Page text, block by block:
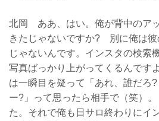
北岡 ああ、はい。俺が背中のア
きたじゃないですか? 別に俺は彼
じゃないんです。インスタの検索
写真ばっかり上がってくるんです
は一瞬目を疑って「あれ、誰だろ
ー?」って思ったら相手で（笑）
た。それで俺も日サロ終わりにイ